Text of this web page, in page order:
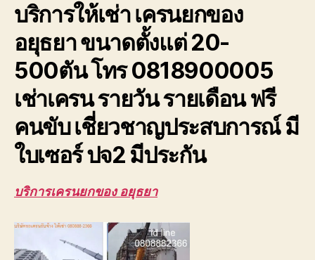
ยก
งาน
บางปะอิน
ประกัน
ปจ2
ระบบ
เซฟตี้100%
บริการให้เช่า เครนยกของ
อยุธยา ขนาดตั้งแต่ 20-
500ตัน โทร 0818900005
เช่าเครน รายวัน รายเดือน ฟรี
คนขับ เชี่ยวชาญประสบการณ์ มี
ใบเซอร์ ปจ2 มีประกัน
บริการเครนยกของ อยุธยา